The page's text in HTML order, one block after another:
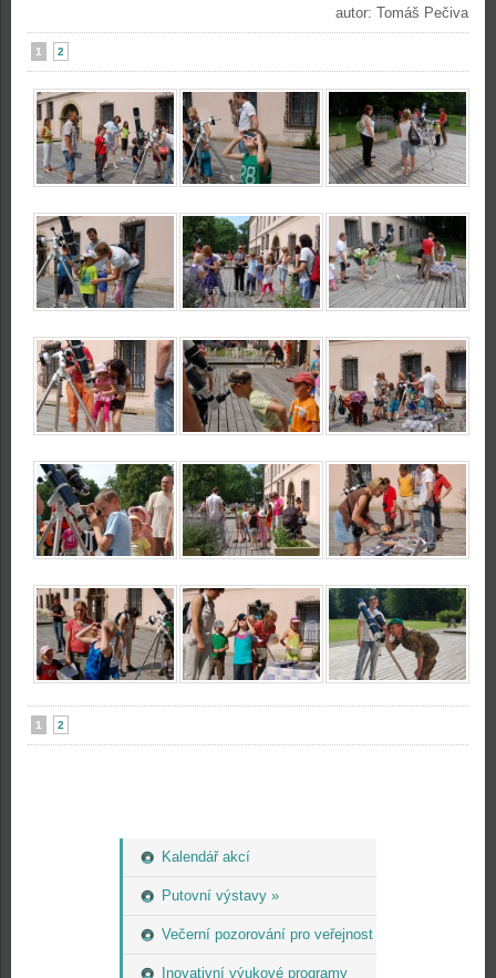
Kalendář akcí
Putovní výstavy »
Večerní pozorování pro veřejnost
Inovativní výukové programy
autor: Tomáš Pečiva
1 2
1 2